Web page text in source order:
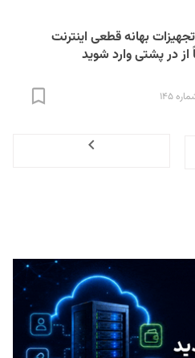
بهانه قطعی اینترنت
در پشتی وارد شوید
۱۴۵